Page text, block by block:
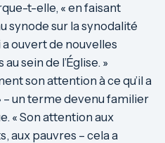
t-elle, « en faisant
synode sur la synodalité
ouvert de nouvelles
sein de l’Église. »
son attention à ce qu’il a
un terme devenu familier
« Son attention aux
aux pauvres – cela a